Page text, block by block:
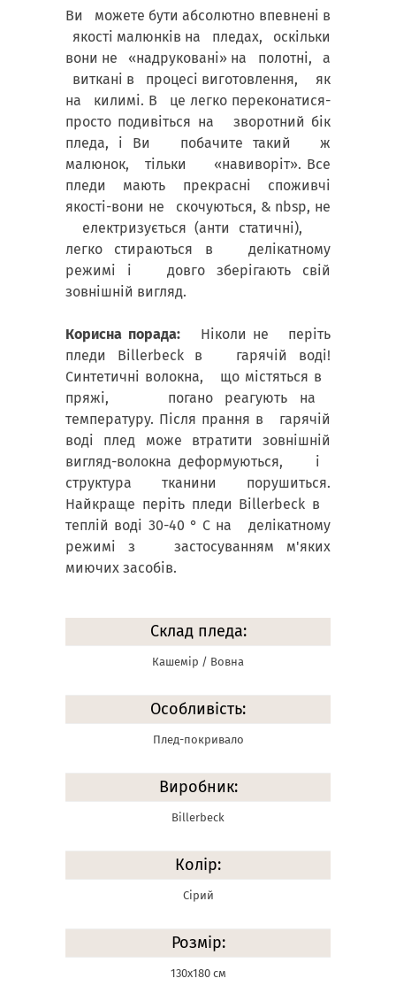
Ви можете бути абсолютно впевнені в
якості малюнків на пледах, оскільки
вони не «надруковані» на полотні, а
виткані в процесі виготовлення, як
на килимі. В це легко переконатися-
просто подивіться на зворотний бік
пледа, і Ви побачите такий ж
малюнок, тільки «навиворіт». Все
пледи мають прекрасні споживчі
якості-вони не скочуються, & nbsp, не
електризується (анти статичні),
легко стираються в делікатному
режимі і довго зберігають свій
зовнішній вигляд.
Корисна порада: Ніколи не періть
пледи Billerbeck в гарячій воді!
Синтетичні волокна, що містяться в
пряжі, погано реагують на
температуру. Після прання в гарячій
воді плед може втратити зовнішній
вигляд-волокна деформуються, і
структура тканини порушиться.
Найкраще періть пледи Billerbeck в
теплій воді 30-40 ° С на делікатному
режимі з застосуванням м'яких
миючих засобів.
Склад пледа:
Кашемір / Вовна
Особливість:
Плед-покривало
Виробник:
Billerbeck
Колір:
Сірий
Розмір:
130х180 см